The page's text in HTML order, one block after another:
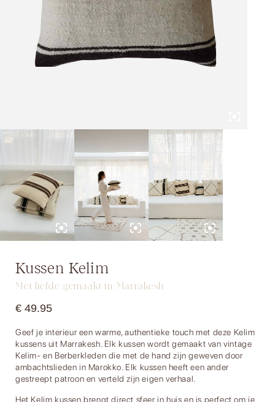
Kussen Kelim
Met liefde gemaakt in Marrakesh
€ 49.95
Geef je interieur een warme, authentieke touch met deze Kelim
kussens uit Marrakesh. Elk kussen wordt gemaakt van vintage
Kelim- en Berberkleden die met de hand zijn geweven door
ambachtslieden in Marokko. Elk kussen heeft een ander
gestreept patroon en verteld zijn eigen verhaal.
Het Kelim kussen brengt direct sfeer in huis en is perfect om je